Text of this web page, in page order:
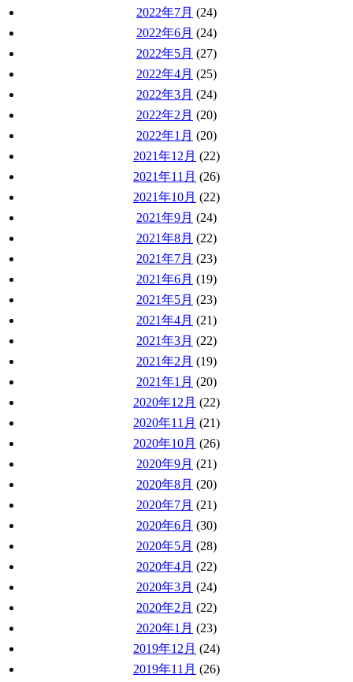
2022年7月 (24)
2022年6月 (24)
2022年5月 (27)
2022年4月 (25)
2022年3月 (24)
2022年2月 (20)
2022年1月 (20)
2021年12月 (22)
2021年11月 (26)
2021年10月 (22)
2021年9月 (24)
2021年8月 (22)
2021年7月 (23)
2021年6月 (19)
2021年5月 (23)
2021年4月 (21)
2021年3月 (22)
2021年2月 (19)
2021年1月 (20)
2020年12月 (22)
2020年11月 (21)
2020年10月 (26)
2020年9月 (21)
2020年8月 (20)
2020年7月 (21)
2020年6月 (30)
2020年5月 (28)
2020年4月 (22)
2020年3月 (24)
2020年2月 (22)
2020年1月 (23)
2019年12月 (24)
2019年11月 (26)